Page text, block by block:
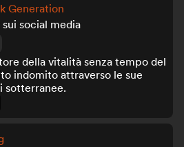
Generation
social media
della vitalità senza tempo del
indomito attraverso le sue
sotterranee.